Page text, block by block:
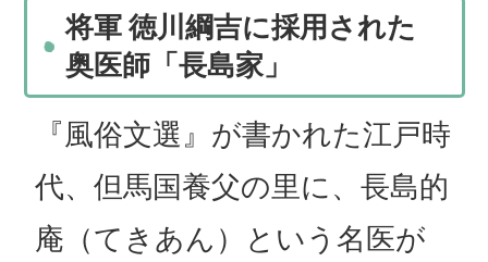
将軍 徳川綱吉に採用された
奥医師「長島家」
『風俗文選』が書かれた江戸時
代、但馬国養父の里に、長島的
庵（てきあん）という名医が